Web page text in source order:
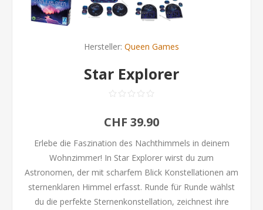
Hersteller: Queen Games
Star Explorer
CHF 39.90
Erlebe die Faszination des Nachthimmels in deinem
Wohnzimmer! In Star Explorer wirst du zum
Astronomen, der mit scharfem Blick Konstellationen am
sternenklaren Himmel erfasst. Runde für Runde wählst
du die perfekte Sternenkonstellation, zeichnest ihre